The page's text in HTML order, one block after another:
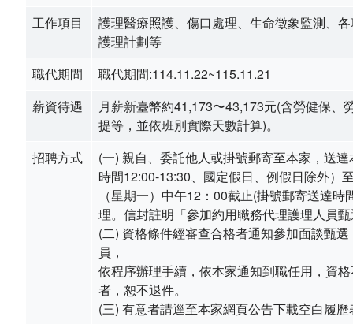
南老刊物
服務專區
老人安置服務
兒少安置服務
少年教養科簡介
工作項目
護理醫療照護、傷口處理、生命徵象監測、
護理計劃等
職代期間
職代期間:114.11.22~115.11.21
薪資待遇
月薪新臺幣約41,173〜43,173元(含勞健保、
提等，並依班別實際天數計算)。
招聘方式
(一) 親自、委託他人或掛號郵寄至本家，送
時間12:00-13:30、國定假日、例假日除外）
（星期一）中午12：00截止(掛號郵寄送達時
理。信封註明「參加約用職務代理護理人員
(二) 資格條件經審查合格者通知參加面談甄
員，
依程序辦理手續，依本家通知到職任用，資
者，恕不退件。
(三) 有意者請逕至本家網頁公告下載空白履歷